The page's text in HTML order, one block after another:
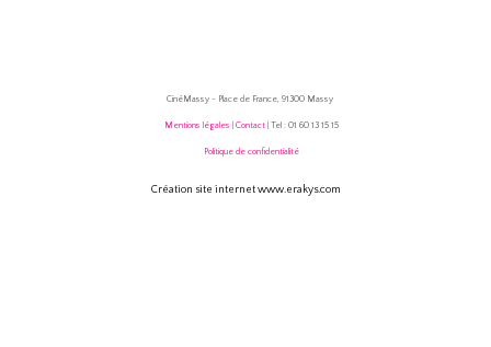
CinéMassy - Place de France, 91300 Massy
Mentions légales Contact| Tel : 01 60 13 15 15
Politique de confidentialité
Création site internet www.erakys.com